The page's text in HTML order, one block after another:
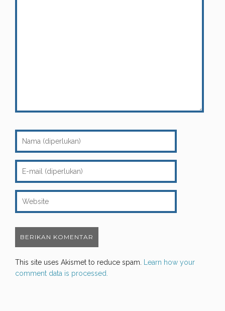
This site uses Akismet to reduce spam.
Learn how your
comment data is processed.